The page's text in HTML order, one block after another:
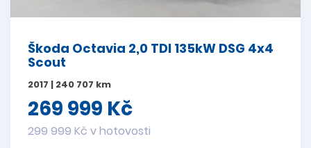
Škoda Octavia 2,0 TDI 135kW DSG 4x4
Scout
2017 | 240 707 km
269 999 Kč
299 999 Kč v hotovosti